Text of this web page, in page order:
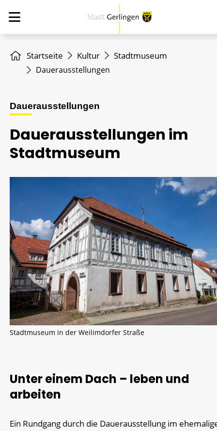
Startseite Kultur Stadtmuseum
Dauerausstellungen
Dauerausstellungen
Dauerausstellungen im
Stadtmuseum
Stadtmuseum in der Weilimdorfer Straße
Unter einem Dach – leben und
arbeiten
Ein Rundgang durch die Dauerausstellung im